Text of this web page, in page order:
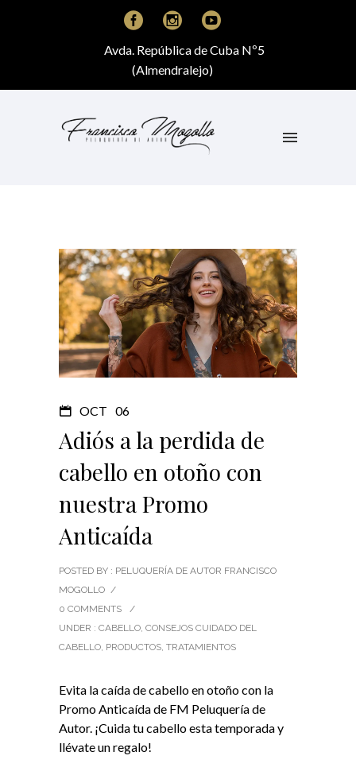
Avda. República de Cuba Nº5
(Almendralejo)
OCT 06
Adiós a la perdida de
cabello en otoño con
nuestra Promo
Anticaída
POSTED BY : PELUQUERÍA DE AUTOR FRANCISCO
MOGOLLO /
0 COMMENTS
/
UNDER : CABELLO, CONSEJOS CUIDADO DEL
CABELLO, PRODUCTOS, TRATAMIENTOS
Evita la caída de cabello en otoño con la
Promo Anticaída de FM Peluquería de
Autor. ¡Cuida tu cabello esta temporada y
llévate un regalo!